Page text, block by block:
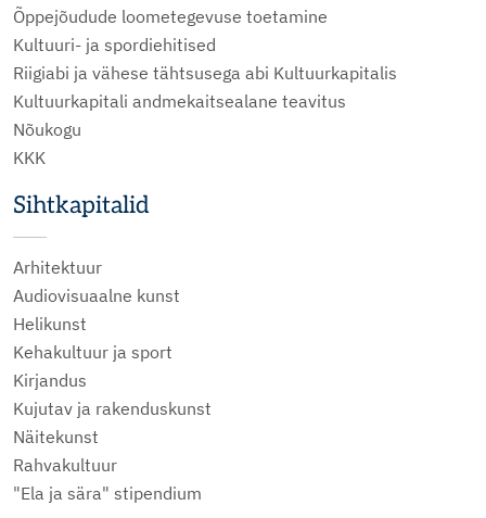
Õppejõudude loometegevuse toetamine
Kultuuri- ja spordiehitised
Riigiabi ja vähese tähtsusega abi Kultuurkapitalis
Kultuurkapitali andmekaitsealane teavitus
Nõukogu
KKK
Sihtkapitalid
Arhitektuur
Audiovisuaalne kunst
Helikunst
Kehakultuur ja sport
Kirjandus
Kujutav ja rakenduskunst
Näitekunst
Rahvakultuur
"Ela ja sära" stipendium